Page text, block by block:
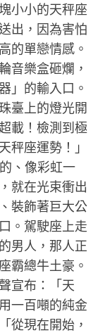
小小的天秤座
出，因為害怕
的單戀情感。
音樂盒砸爛，
」的輸入口。
臺上的燈光開
載！檢測到極
秤座運勢！」
、像彩虹一
就在光束衝出
裝飾著巨大公
。駕駛座上走
男人，那人正
霸總牛土豪。
宣布：「天
一百噸的純金
從現在開始，